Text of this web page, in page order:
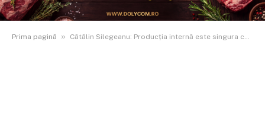
Prima pagină » Cătălin Silegeanu: Producția internă este singura care ține economia vie. Sprijinul pentru sectorul bovin este o prioritate pentru securitatea alimentară a românilor